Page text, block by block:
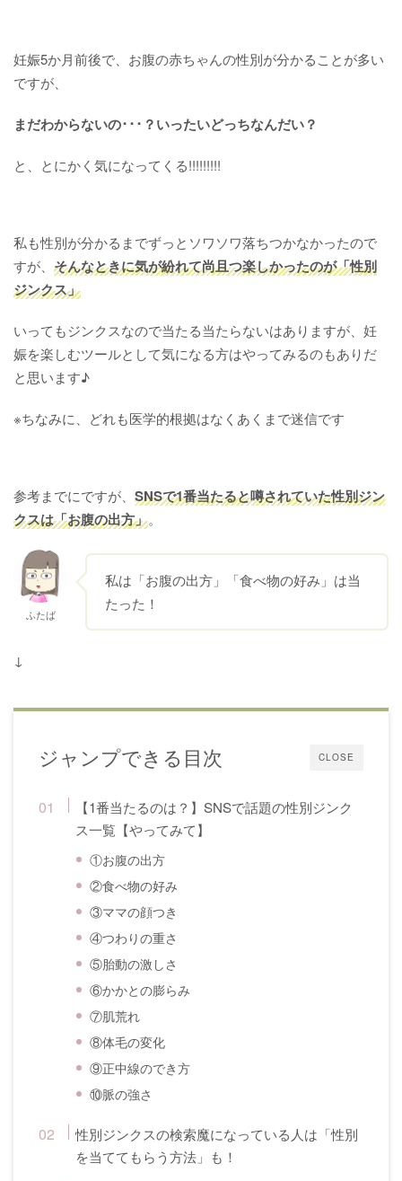
妊娠5か月前後で、お腹の赤ちゃんの性別が分かることが多い
ですが、
まだわからないの･･･？いったいどっちなんだい？
と、とにかく気になってくる!!!!!!!!!
私も性別が分かるまでずっとソワソワ落ちつかなかったので
すが、 そんなときに気が紛れて尚且つ楽しかったのが「性別
ジンクス」
いってもジンクスなので当たる当たらないはありますが、妊
娠を楽しむツールとして気になる方はやってみるのもありだ
と思います♪
※ちなみに、どれも医学的根拠はなくあくまで迷信です
参考までにですが、 SNSで1番当たると噂されていた性別ジン
クスは「お腹の出方」。
ふたば
私は「お腹の出方」「食べ物の好み」は当
たった！
↓
CLOSE
ジャンプできる目次
【1番当たるのは？】SNSで話題の性別ジンク
ス一覧【やってみて】
①お腹の出方
②食べ物の好み
③ママの顔つき
④つわりの重さ
⑤胎動の激しさ
⑥かかとの膨らみ
⑦肌荒れ
⑧体毛の変化
⑨正中線のでき方
⑩脈の強さ
性別ジンクスの検索魔になっている人は「性別
を当ててもらう方法」も！